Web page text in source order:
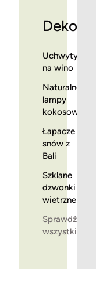
Uchwyty
na wino
Naturalne
lampy
kokosowe
Łapacze
snów z
Bali
Szklane
dzwonki
wietrzne
Sprawdź
wszystkie